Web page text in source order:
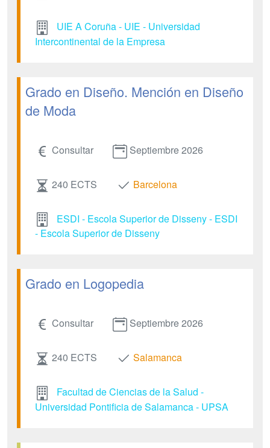
UIE A Coruña - UIE - Universidad
Intercontinental de la Empresa
Grado en Diseño. Mención en Diseño
de Moda
Consultar Septiembre 2026
240 ECTS Barcelona
ESDI - Escola Superior de Disseny - ESDI
- Escola Superior de Disseny
Grado en Logopedia
Consultar Septiembre 2026
240 ECTS Salamanca
Facultad de Ciencias de la Salud -
Universidad Pontificia de Salamanca - UPSA